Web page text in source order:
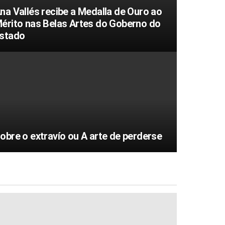
Vallés recibe a Medalla de Ouro ao
nas Belas Artes do Goberno do
o extravío ou A arte de perderse